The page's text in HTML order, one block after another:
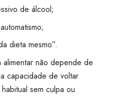
de álcool;
dieta mesmo”.
não depende de
capacidade de voltar
sem culpa ou